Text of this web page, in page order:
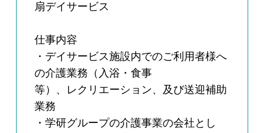
扇デイサービス
仕事内容
・デイサービス施設内でのご利用者様へ
の介護業務（入浴・食事
等）、レクリエーション、及び送迎補助
業務
・学研グループの介護事業の会社とし